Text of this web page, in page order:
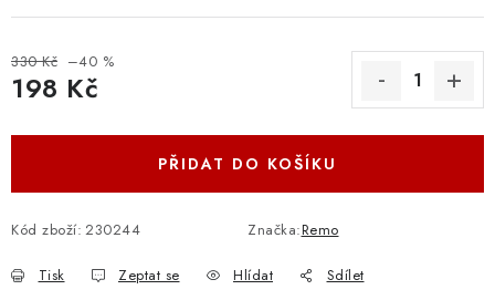
ZÁSADY ZPRACOVÁNÍ OSOBNÍCH ÚDAJŮ
O E-SHOPU
BLOG
OBCHODNÍ PODMÍNKY
ODSTOUPENÍ OD SMLOUVY
ZÁSADY ZPRACOVÁNÍ OSOBNÍCH ÚDAJŮ
330 Kč –40 %
198 Kč
PŘIDAT DO KOŠÍKU
Kód zboží: 230244 Značka:Remo
Tisk Zeptat se Hlídat Sdílet